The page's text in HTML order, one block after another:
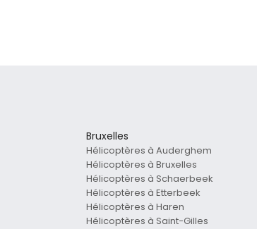
Bruxelles
Hélicoptères à Auderghem
Hélicoptères à Bruxelles
Hélicoptères à Schaerbeek
Hélicoptères à Etterbeek
Hélicoptères à Haren
Hélicoptères à Saint-Gilles